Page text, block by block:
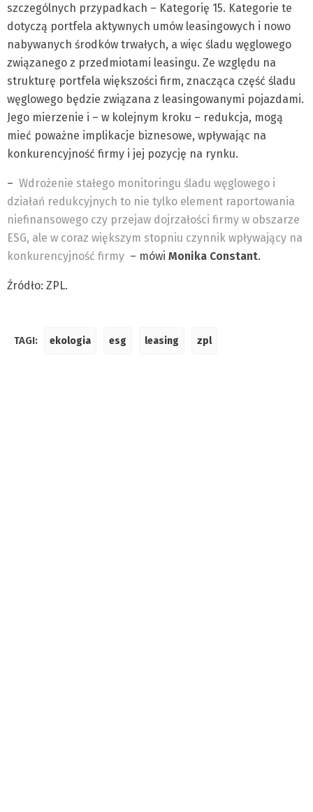
szczególnych przypadkach – Kategorię 15. Kategorie te
dotyczą portfela aktywnych umów leasingowych i nowo
nabywanych środków trwałych, a więc śladu węglowego
związanego z przedmiotami leasingu. Ze względu na
strukturę portfela większości firm, znacząca część śladu
węglowego będzie związana z leasingowanymi pojazdami.
Jego mierzenie i – w kolejnym kroku – redukcja, mogą
mieć poważne implikacje biznesowe, wpływając na
konkurencyjność firmy i jej pozycję na rynku.
– Wdrożenie stałego monitoringu śladu węglowego i
działań redukcyjnych to nie tylko element raportowania
niefinansowego czy przejaw dojrzałości firmy w obszarze
ESG, ale w coraz większym stopniu czynnik wpływający na
konkurencyjność firmy – mówi Monika Constant.
Źródło: ZPL.
TAGI: ekologia esg leasing zpl